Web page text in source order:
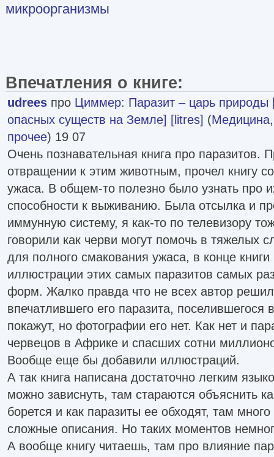
микроорганизмы
Впечатления о книге:
udrees про Циммер: Паразит – царь
опасных существ на Земле] [litres] (Медицина
прочее) 19 07
Очень познавательная книга про паразитов.
отвращении к этим животным, прочел книгу
ужаса. В общем-то полезно было узнать про
способности к выживанию. Была отсылка и
иммунную систему, я как-то по телевизору
говорили как черви могут помочь в тяжелых
для полного смакования ужаса, в конце
иллюстрации этих самых паразитов самых
форм. Жалко правда что не всех автор
впечатлившего его паразита, поселившегося
покажут, но фотографии его нет. Как нет и
червецов в Африке и спасших сотни
Вообще еще бы добавили иллюстраций.
А так книга написана достаточно легким
можно зависнуть, там стараются объяснить
борется и как паразиты ее обходят, там
сложные описания. Но таких моментов
А вообще книгу читаешь, там про влияние